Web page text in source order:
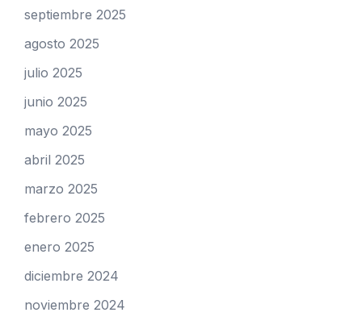
septiembre 2025
agosto 2025
julio 2025
junio 2025
mayo 2025
abril 2025
marzo 2025
febrero 2025
enero 2025
diciembre 2024
noviembre 2024